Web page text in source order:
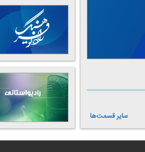
سایر قسمت‌ها